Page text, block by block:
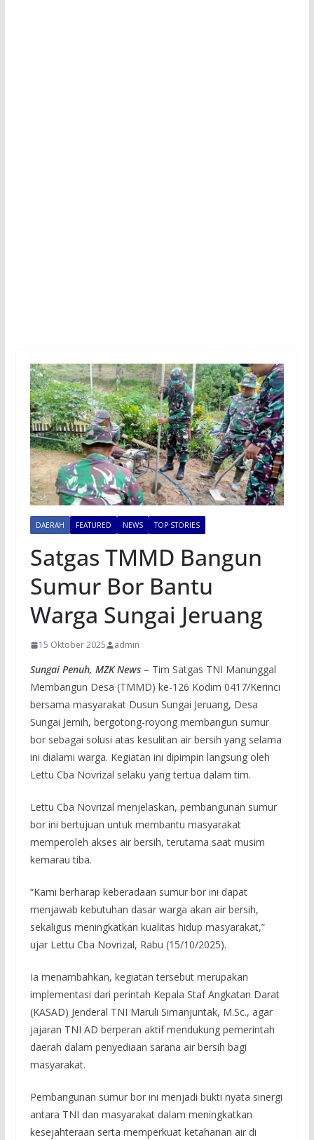
DAERAH FEATURED NEWS TOP STORIES
Satgas TMMD Bangun
Sumur Bor Bantu
Warga Sungai Jeruang
15 Oktober 2025 admin
Sungai Penuh, MZK News– Tim Satgas TNI Manunggal
Membangun Desa (TMMD) ke-126 Kodim 0417/Kerinci
bersama masyarakat Dusun Sungai Jeruang, Desa
Sungai Jernih, bergotong-royong membangun sumur
bor sebagai solusi atas kesulitan air bersih yang selama
ini dialami warga. Kegiatan ini dipimpin langsung oleh
Lettu Cba Novrizal selaku yang tertua dalam tim.
Lettu Cba Novrizal menjelaskan, pembangunan sumur
bor ini bertujuan untuk membantu masyarakat
memperoleh akses air bersih, terutama saat musim
kemarau tiba.
“Kami berharap keberadaan sumur bor ini dapat
menjawab kebutuhan dasar warga akan air bersih,
sekaligus meningkatkan kualitas hidup masyarakat,”
ujar Lettu Cba Novrizal, Rabu (15/10/2025).
Ia menambahkan, kegiatan tersebut merupakan
implementasi dari perintah Kepala Staf Angkatan Darat
(KASAD) Jenderal TNI Maruli Simanjuntak, M.Sc., agar
jajaran TNI AD berperan aktif mendukung pemerintah
daerah dalam penyediaan sarana air bersih bagi
masyarakat.
Pembangunan sumur bor ini menjadi bukti nyata sinergi
antara TNI dan masyarakat dalam meningkatkan
kesejahteraan serta memperkuat ketahanan air di